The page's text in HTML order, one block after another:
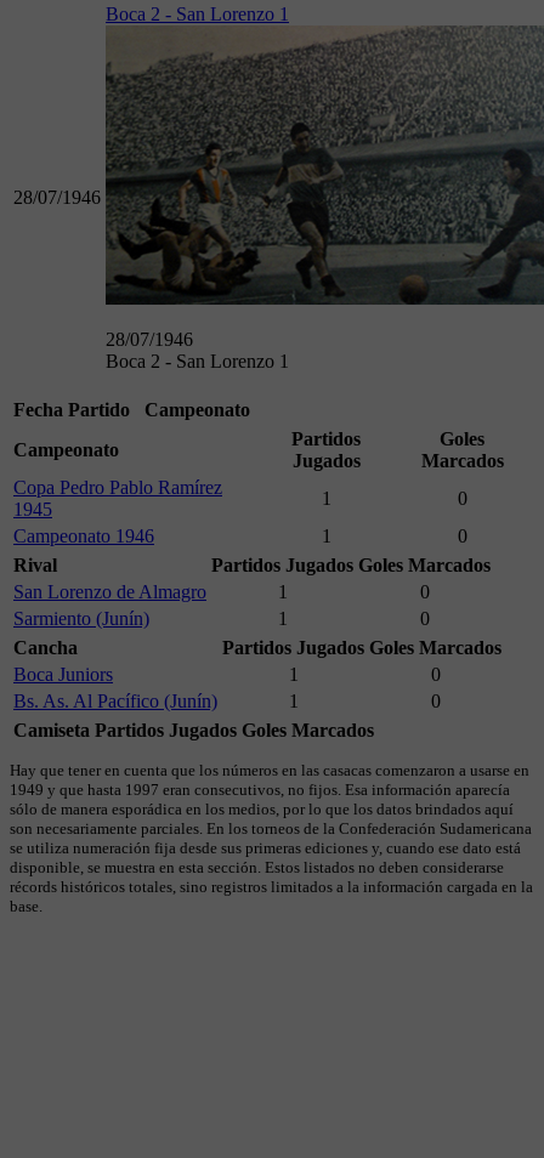
28/07/1946
Boca 2 - San Lorenzo 1
28/07/1946
Boca 2 - San Lorenzo 1
Fecha Partido
Campeonato
Campeonato
Partidos
Jugados
Goles
Marcados
Copa Pedro Pablo Ramírez
1945
1
0
Campeonato 1946
1
0
Rival
Partidos Jugados Goles Marcados
San Lorenzo de Almagro
1
0
Sarmiento (Junín)
1
0
Cancha
Partidos Jugados Goles Marcados
Boca Juniors
1
0
Bs. As. Al Pacífico (Junín)
1
0
Camiseta Partidos Jugados Goles Marcados
Hay que tener en cuenta que los números en las casacas comenzaron a usarse en
1949 y que hasta 1997 eran consecutivos, no fijos. Esa información aparecía
sólo de manera esporádica en los medios, por lo que los datos brindados aquí
son necesariamente parciales. En los torneos de la Confederación Sudamericana
se utiliza numeración fija desde sus primeras ediciones y, cuando ese dato está
disponible, se muestra en esta sección. Estos listados no deben considerarse
récords históricos totales, sino registros limitados a la información cargada en la
base.